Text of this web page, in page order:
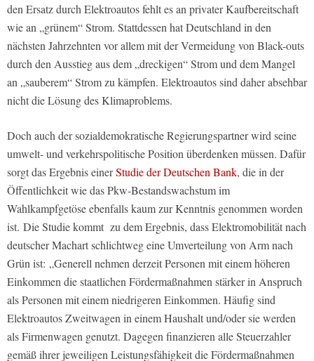
den Ersatz durch Elektroautos fehlt es an privater Kaufbereitschaft
wie an „grünem“ Strom. Stattdessen hat Deutschland in den
nächsten Jahrzehnten vor allem mit der Vermeidung von Black-outs
durch den Ausstieg aus dem „dreckigen“ Strom und dem Mangel
an „sauberem“ Strom zu kämpfen. Elektroautos sind daher absehbar
nicht die Lösung des Klimaproblems.
Doch auch der sozialdemokratische Regierungspartner wird seine
umwelt- und verkehrspolitische Position überdenken müssen. Dafür
sorgt das Ergebnis einerStudie der Deutschen Bank, die in der
Öffentlichkeit wie das Pkw-Bestandswachstum im
Wahlkampfgetöse ebenfalls kaum zur Kenntnis genommen worden
ist. Die Studie kommt zu dem Ergebnis, dass Elektromobilität nach
deutscher Machart schlichtweg eine Umverteilung von Arm nach
Grün ist: „Generell nehmen derzeit Personen mit einem höheren
Einkommen die staatlichen Fördermaßnahmen stärker in Anspruch
als Personen mit einem niedrigeren Einkommen. Häufig sind
Elektroautos Zweitwagen in einem Haushalt und/oder sie werden
als Firmenwagen genutzt. Dagegen finanzieren alle Steuerzahler
gemäß ihrer jeweiligen Leistungsfähigkeit die Fördermaßnahmen